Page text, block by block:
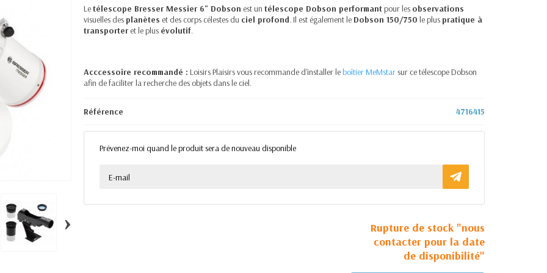
›
Letélescope Bresser Messier 6" Dobson est untélescope Dobson performantpour les observations
visuelles des planètes et des corps célestes du ciel profond. Il est également le Dobson 150/750 le plus pratique à
transporteret le plus évolutif.
Acccessoire recommandé : Loisirs Plaisirs vous recommande d'installer leboîtier MeMstar sur ce télescope Dobson
afin de faciliter la recherche des objets dans le ciel.
Référence 4716415
Prévenez-moi quand le produit sera de nouveau disponible
Rupture de stock "nous
contacter pour la date
de disponibilité"